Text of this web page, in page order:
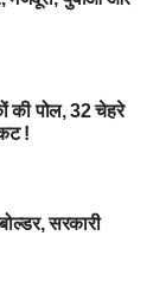
की पोल, 32 चेहरे
!
सरकारी